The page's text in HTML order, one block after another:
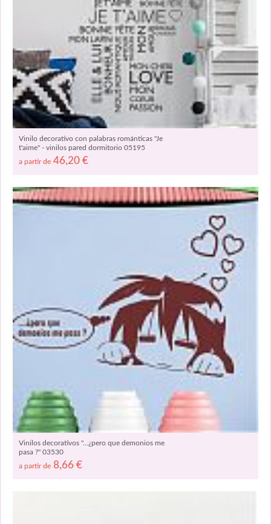
Vinilo decorativo con palabras románticas "Je
t'aime" - vinilos pared dormitorio 05195
a partir de 46,20 €
Vinilos decorativos "...¿pero que demonios me
pasa ?" 03530
a partir de 8,66 €